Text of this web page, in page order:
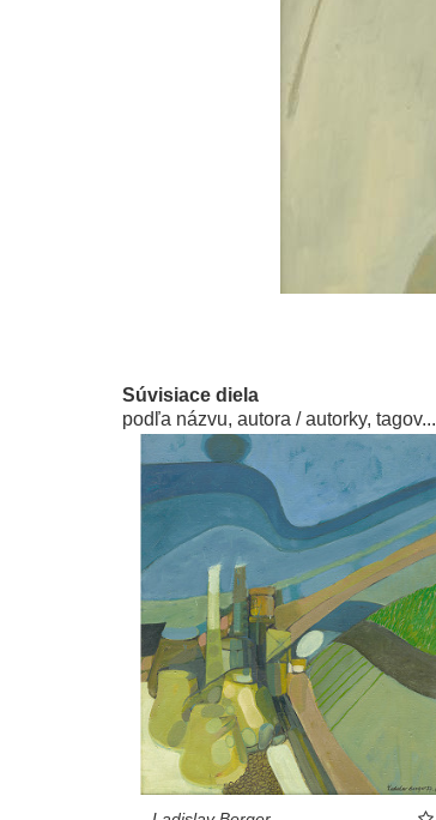
Súvisiace diela
podľa názvu, autora / autorky, tagov...